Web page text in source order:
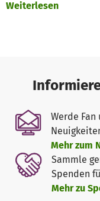
school girl students
students to be
they will motivate
and the children will
Outcome !!
500 poor firl will get
distributing
also get better
problem school
Weiterlesen
Werde
Mehr zum
Sammle
Spenden
Mehr zu